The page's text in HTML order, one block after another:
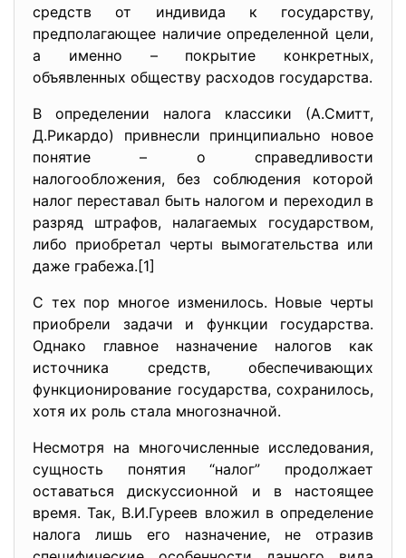
средств от индивида к государству,
предполагающее наличие определенной цели,
а именно – покрытие конкретных,
объявленных обществу расходов государства.
В определении налога классики (А.Смитт,
Д.Рикардо) привнесли принципиально новое
понятие – о справедливости
налогообложения, без соблюдения которой
налог переставал быть налогом и переходил в
разряд штрафов, налагаемых государством,
либо приобретал черты вымогательства или
даже грабежа.[1]
С тех пор многое изменилось. Новые черты
приобрели задачи и функции государства.
Однако главное назначение налогов как
источника средств, обеспечивающих
функционирование государства, сохранилось,
хотя их роль стала многозначной.
Несмотря на многочисленные исследования,
сущность понятия “налог” продолжает
оставаться дискуссионной и в настоящее
время. Так, В.И.Гуреев вложил в определение
налога лишь его назначение, не отразив